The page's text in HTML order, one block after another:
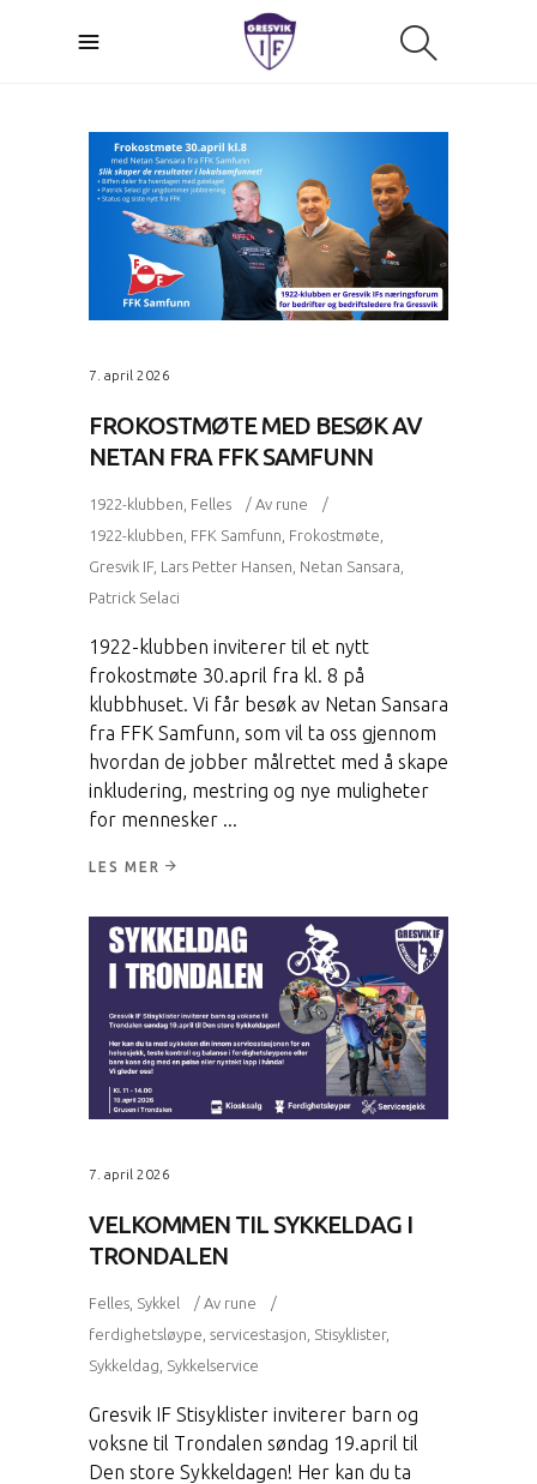
7. april 2026
FROKOSTMØTE MED BESØK AV
NETAN FRA FFK SAMFUNN
1922-klubben Felles Av rune
1922-klubben FFK Samfunn Frokostmøte
Gresvik IF, Lars Petter Hansen Netan Sansara
Patrick Selaci
1922-klubben inviterer til et nytt
frokostmøte 30.april fra kl. 8 på
klubbhuset. Vi får besøk av Netan Sansara
fra FFK Samfunn, som vil ta oss gjennom
hvordan de jobber målrettet med å skape
inkludering, mestring og nye muligheter
for mennesker
LES MER
7. april 2026
VELKOMMEN TIL SYKKELDAG I
TRONDALEN
Felles Sykkel Av rune
ferdighetsløype servicestasjon Stisyklister,
Sykkeldag Sykkelservice
Gresvik IF Stisyklister inviterer barn og
voksne til Trondalen søndag 19.april til
Den store Sykkeldagen! Her kan du ta